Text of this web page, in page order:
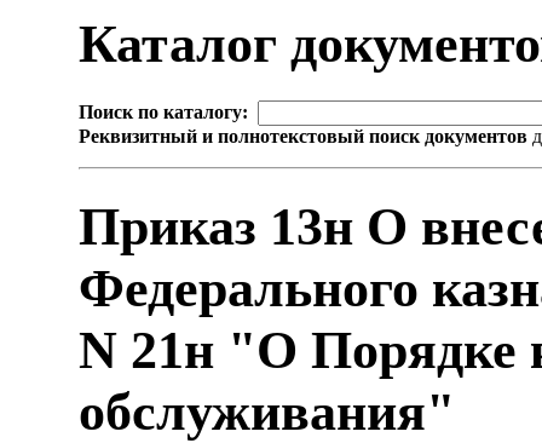
Каталог
Поиск по каталогу:
Реквизитный и полнотекстовый поиск документов
Приказ 13н О
Федерального
N 21н "О Порядке
обслуживания"